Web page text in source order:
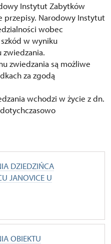
Instytut Zabytków
przepisy. Narodowy Instytut
wobec
w wyniku
zwiedzania.
zwiedzania są możliwe
za zgodą
wchodzi w życie z dn.
DZIEDZIŃCA
JANOVICE U
OBIEKTU